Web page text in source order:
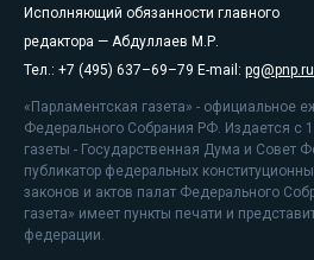
Исполняющий обязанности главного
редактора — Абдуллаев М.Р.
Тел.: +7 (495) 637–69–79 E-mail: pg@pnp.ru
«Парламентская газета» - официальное
Федерального Собрания РФ. Издается с
газеты - Государственная Дума и
публикатор федеральных
законов и актов палат Федерального
газета» имеет пункты печати и
федерации.